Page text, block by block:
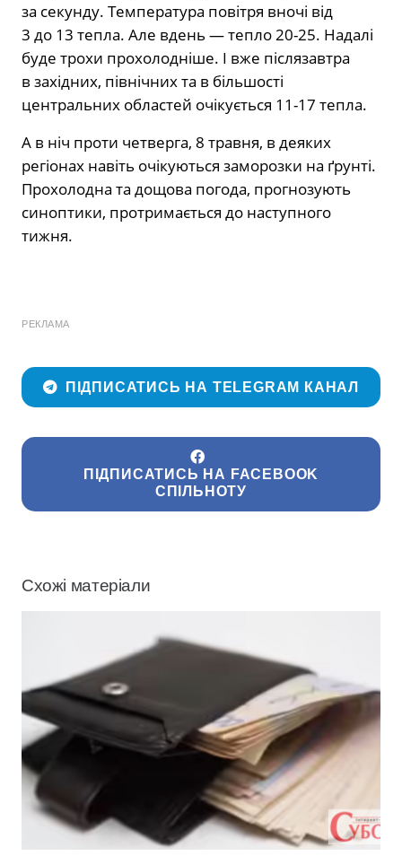
за секунду. Температура повітря вночі від
3 до 13 тепла. Але вдень — тепло 20-25. Надалі
буде трохи прохолодніше. І вже післязавтра
в західних, північних та в більшості
центральних областей очікується 11-17 тепла.
А в ніч проти четверга, 8 травня, в деяких
регіонах навіть очікуються заморозки на ґрунті.
Прохолодна та дощова погода, прогнозують
синоптики, протримається до наступного
тижня.
РЕКЛАМА
ПІДПИСАТИСЬ НА TELEGRAM КАНАЛ
ПІДПИСАТИСЬ НА FACEBOOK
СПІЛЬНОТУ
Схожі матеріали